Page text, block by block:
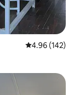
Calificación
4.96 (142)